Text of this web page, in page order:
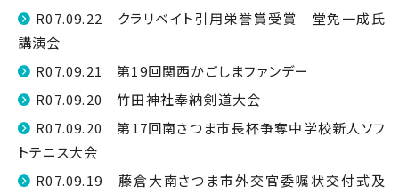
R07.09.22 クラリベイト引用栄誉賞受賞 堂免一成氏
講演会
R07.09.21 第19回関西かごしまファンデー
R07.09.20 竹田神社奉納剣道大会
R07.09.20 第17回南さつま市長杯争奪中学校新人ソフ
トテニス大会
R07.09.19 藤倉大南さつま市外交官委嘱状交付式及